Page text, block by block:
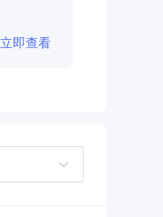
立即查看